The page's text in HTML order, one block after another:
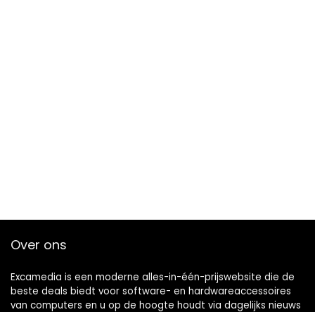
Over ons
Excamedia is een moderne alles-in-één-prijswebsite die de
beste deals biedt voor software- en hardwareaccessoires
van computers en u op de hoogte houdt via dagelijks nieuws